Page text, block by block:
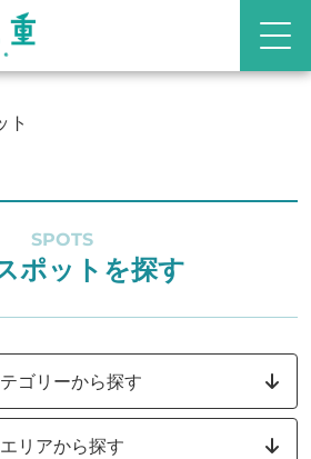
ト
SPOTS
ポットを探す
ゴリーから探す
エリアから探す